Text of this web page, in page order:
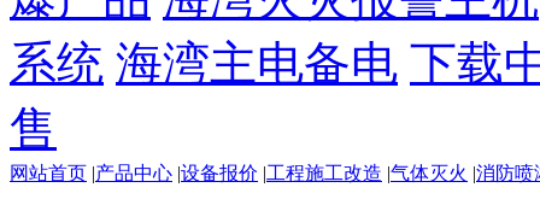
系统 海湾主电备电 下载
售
网站首页 |产品中心 |设备报价 |工程施工改造 |气体灭火 |消防喷